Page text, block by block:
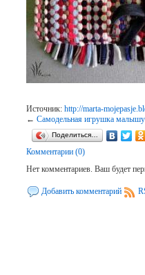
Источник:http://marta-
←Самодельная игрушка малышу
Поделиться…
Комментарии (0)
Нет комментариев. Ваш будет
Добавить комментарий